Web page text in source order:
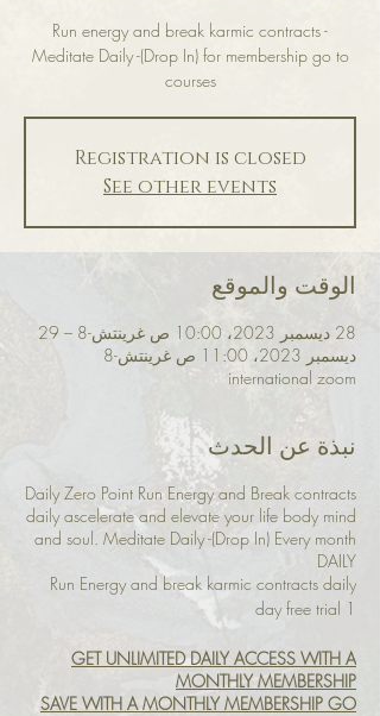
Run energy and break karmic contracts -
Meditate Daily -(Drop In) for membership go to
courses
Registration is closed
See other events
الوقت والموقع
28 ديسمبر 2023، 10:00 ص غرينتش-8 – 29
ديسمبر 2023، 11:00 ص غرينتش-8
international zoom
نبذة عن الحدث
Daily Zero Point Run Energy and Break contracts
daily ascelerate and elevate your life body mind
and soul. Meditate Daily -(Drop In) Every month
DAILY
Run Energy and break karmic contracts daily
1 day free trial
GET UNLIMITED DAILY ACCESS WITH A
MONTHLY MEMBERSHIP
SAVE WITH A MONTHLY MEMBERSHIP GO